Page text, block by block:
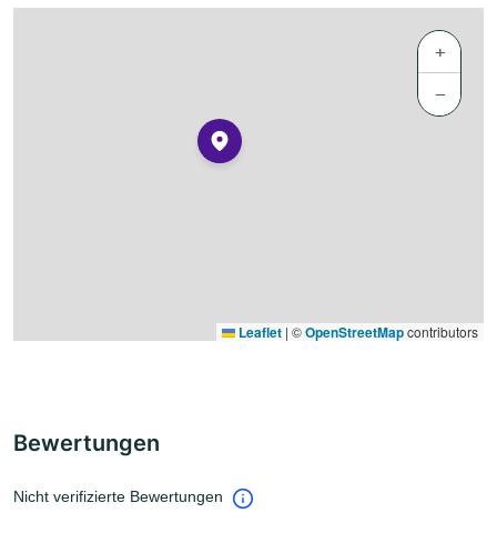
+
−
Leaflet | ©OpenStreetMapcontributors
Bewertungen
Nicht verifizierte Bewertungen